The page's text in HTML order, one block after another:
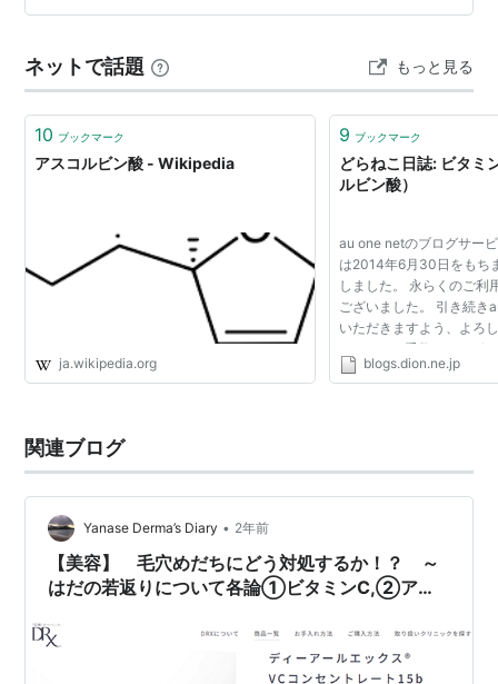
アリナミン製薬 のビタミンC製品でした。 ▼目次(クリッ
ンサプリは正直かなり怪しい 「効いている感」が…
ネットで話題 もっと見る
10 ブックマーク
アスコルビン酸 - Wikipedia
ja.wikipedia.org
9 ブックマーク
どらねこ日誌: ビタミ
ルビン酸）
au one netのブログサー
は2014年6月30日をもち
しました。 永らくのご利
ございました。 引き続き
いただきますよう、よろ
ます。 ※お手数ではござ
にて閲覧の皆さま向けに
blogs.dion.ne.jp
関連ブログ
Yanase Derma’s Diary • 2年前
【美容】 毛穴めだちにどう対処するか！？ ～
はだの若返りについて各論①ビタミンC,②アゼ